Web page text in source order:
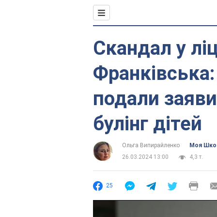
Скандал у
подали
булінг дітей
Ольга Випирайленко
Моя
26.03.2024 13:00
4,3 т.
25